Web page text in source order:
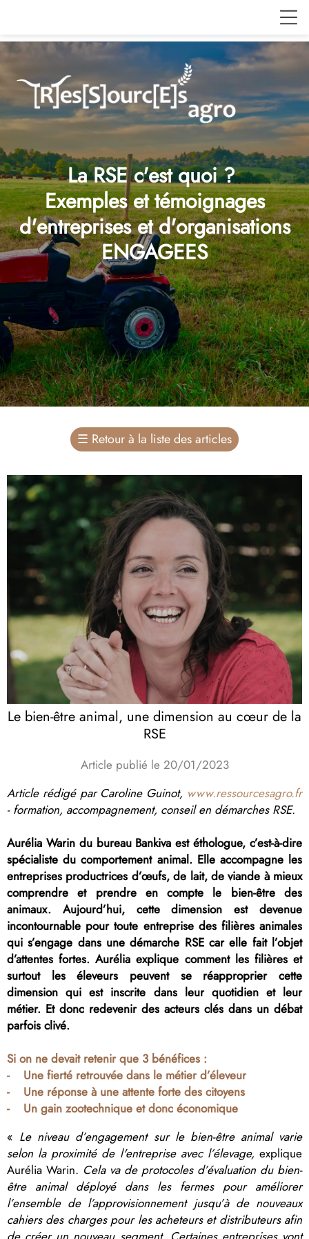
La RSE c'est quoi ?
Exemples et témoignages
d'entreprises et d'organisations
ENGAGEES
☰ Retour à la liste des articles
Le bien-être animal, une dimension au cœur de la
RSE
Article publié le 20/01/2023
Article rédigé par Caroline Guinot, www.ressourcesagro.fr
- formation, accompagnement, conseil en démarches RSE.
Aurélia Warin du bureau Bankiva est éthologue, c’est-à-dire
spécialiste du comportement animal. Elle accompagne les
entreprises productrices d’œufs, de lait, de viande à mieux
comprendre et prendre en compte le bien-être des
animaux. Aujourd’hui, cette dimension est devenue
incontournable pour toute entreprise des filières animales
qui s’engage dans une démarche RSE car elle fait l’objet
d’attentes fortes. Aurélia explique comment les filières et
surtout les éleveurs peuvent se réapproprier cette
dimension qui est inscrite dans leur quotidien et leur
métier. Et donc redevenir des acteurs clés dans un débat
parfois clivé.
Si on ne devait retenir que 3 bénéfices :
- Une fierté retrouvée dans le métier d’éleveur
- Une réponse à une attente forte des citoyens
- Un gain zootechnique et donc économique
« Le niveau d’engagement sur le bien-être animal varie
selon la proximité de l'entreprise avec l’élevage, explique
Aurélia Warin. Cela va de protocoles d’évaluation du bien-
être animal déployé dans les fermes pour améliorer
l’ensemble de l’approvisionnement jusqu’à de nouveaux
cahiers des charges pour les acheteurs et distributeurs afin